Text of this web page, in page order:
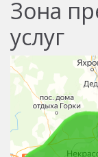
Зона
услуг